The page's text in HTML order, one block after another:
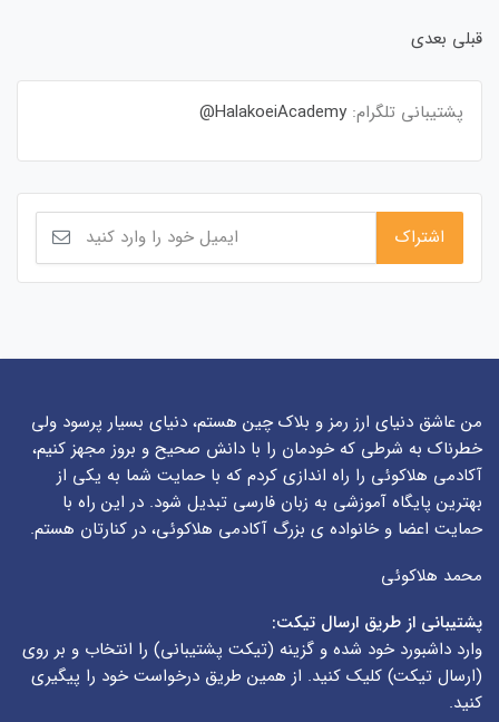
قبلی بعدی
پشتیبانی تلگرام: HalakoeiAcademy@
من عاشق دنیای ارز رمز و بلاک چین هستم، دنیای بسیار پرسود ولی
خطرناک به شرطی که خودمان را با دانش صحیح و بروز مجهز کنیم،
آکادمی هلاکوئی را راه اندازی کردم که با حمایت شما به یکی از
بهترین پایگاه آموزشی به زبان فارسی تبدیل شود. در این راه با
حمایت اعضا و خانواده ی بزرگ آکادمی هلاکوئی، در کنارتان هستم.
محمد هلاکوئی
پشتیبانی از طریق ارسال تیکت:
وارد داشبورد خود شده و گزینه (تیکت پشتیبانی) را انتخاب و بر روی
(ارسال تیکت) کلیک کنید. از همین طریق درخواست خود را پیگیری
کنید.